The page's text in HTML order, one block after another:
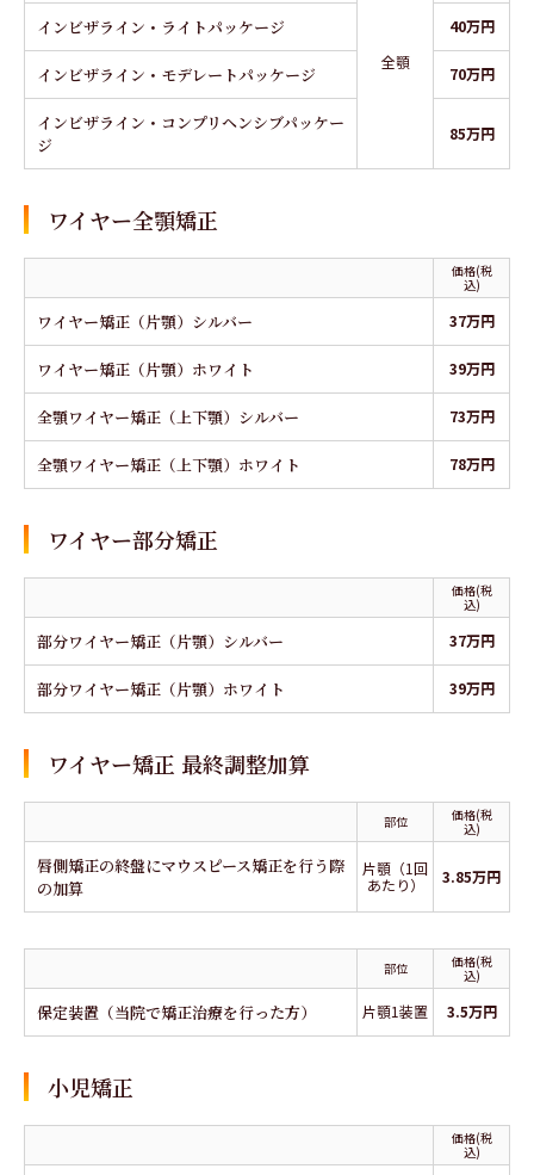
全顎
インビザライン・ライトパッケージ 40万円
インビザライン・モデレートパッケージ 70万円
インビザライン・コンプリヘンシブパッケー
ジ
85万円
ワイヤー全顎矯正
価格(税
込)
ワイヤー矯正（片顎）シルバー 37万円
ワイヤー矯正（片顎）ホワイト 39万円
全顎ワイヤー矯正（上下顎）シルバー 73万円
全顎ワイヤー矯正（上下顎）ホワイト 78万円
ワイヤー部分矯正
価格(税
込)
部分ワイヤー矯正（片顎）シルバー 37万円
部分ワイヤー矯正（片顎）ホワイト 39万円
ワイヤー矯正 最終調整加算
部位
価格(税
込)
唇側矯正の終盤にマウスピース矯正を行う際
の加算
片顎（1回
あたり）
3.85万円
部位
価格(税
込)
保定装置（当院で矯正治療を行った方） 片顎1装置 3.5万円
小児矯正
価格(税
込)